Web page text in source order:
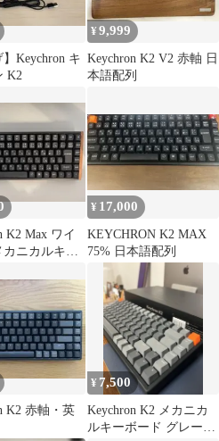
】Keychron キ
K2
¥9,999
Keychron K2 V2 赤軸 日
本語配列
K2 Max ワイ
ニカルキー
¥ 17,000
KEYCHRON K2 MAX
75% 日本語配列
K2 赤軸・英
¥ 7,500
Keychron K2 メカニカ
ルキーボード グレー、